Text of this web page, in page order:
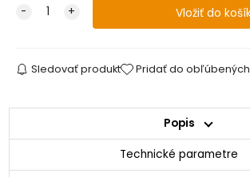
Sledovať produkt Pridať do obľúbených
Popis
Technické parametre